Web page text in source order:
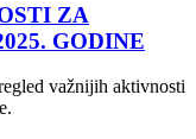
ZA
GODINE
važnijih aktivnosti